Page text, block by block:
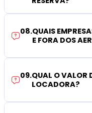
08.QUAIS
E FORA DOS
09.QUAL O VALOR
LOCADORA?